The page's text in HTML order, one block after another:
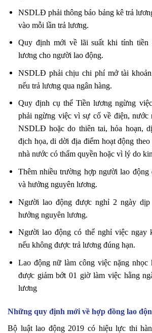
NSDLĐ phải thông báo bảng kê trả
vào mỗi lần trả lương.
Quy định mới về lãi suất khi tính tiền
lương cho người lao động.
NSDLĐ phải chịu chi phí mở tài
nếu trả lương qua ngân hàng.
Quy định cụ thể Tiền lương ngừng
phải ngừng việc vì sự cố về điện, nước
NSDLĐ hoặc do thiên tai, hỏa hoạn,
địch họa, di dời địa điểm hoạt động
nhà nước có thẩm quyền hoặc vì lý do
Thêm nhiều trường hợp người lao
và hưởng nguyên lương.
Người lao động được nghỉ 2 ngày dịp
hưởng nguyên lương.
Người lao động có thể nghỉ việc ngay
nếu không được trả lương đúng hạn.
Lao động nữ làm công việc nặng nhọc
được giảm bớt 01 giờ làm việc hằng
lương
Những quy định mới về hợp đồng lao
Bộ luật lao động 2019 có hiệu lực thi